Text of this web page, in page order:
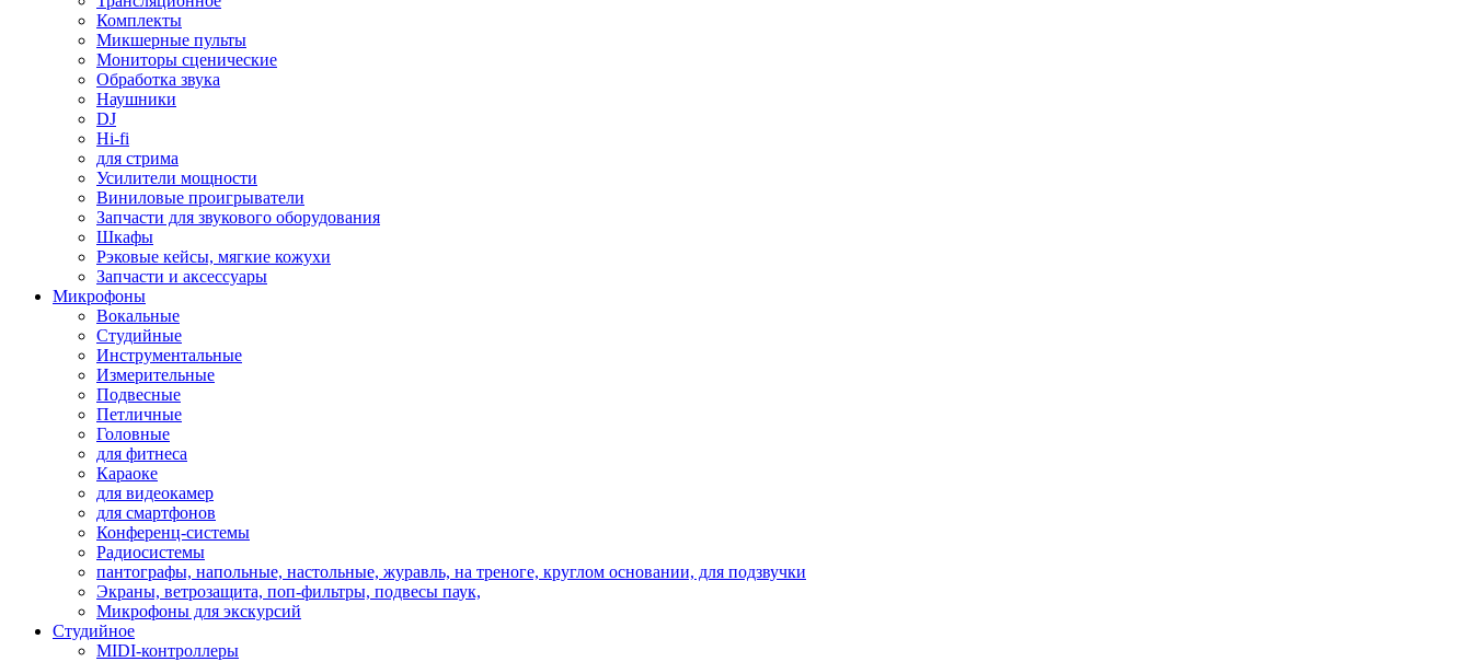
Комплекты
Микшерные пульты
Мониторы сценические
Обработка звука
Наушники
DJ
Hi-fi
для стрима
Усилители мощности
Виниловые проигрыватели
Запчасти для звукового оборудования
Шкафы
Рэковые кейсы, мягкие кожухи
Запчасти и аксессуары
Микрофоны
Вокальные
Студийные
Инструментальные
Измерительные
Подвесные
Петличные
Головные
для фитнеса
Караоке
для видеокамер
для смартфонов
Конференц-системы
Радиосистемы
пантографы, напольные, настольные, журавль, на треноге, круглом основании, для подзвучки
Экраны, ветрозащита, поп-фильтры, подвесы паук,
Микрофоны для экскурсий
Студийное
MIDI-контроллеры